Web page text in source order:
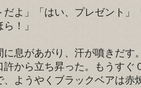
だよ」「はい、プレゼント」
！」
に息があがり、汗が噴きだす
許から立ち昇った。もうすぐ
、ようやくブラックベアは赤